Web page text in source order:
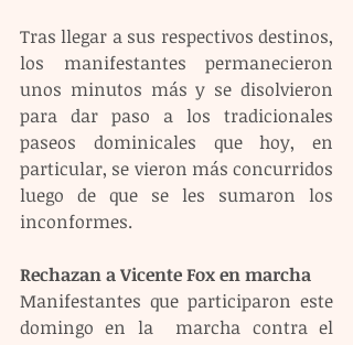
Tras llegar a sus respectivos destinos,
los manifestantes permanecieron
unos minutos más y se disolvieron
para dar paso a los tradicionales
paseos dominicales que hoy, en
particular, se vieron más concurridos
luego de que se les sumaron los
inconformes.
Rechazan a Vicente Fox en marcha
Manifestantes que participaron este
domingo en la  marcha contra el